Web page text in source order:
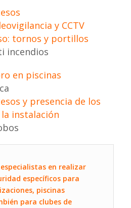
y CCTV
tornos y portillos
incendios
en piscinas
y presencia de los
instalación
especialistas en realizar
específicos para
piscinas
para clubes de